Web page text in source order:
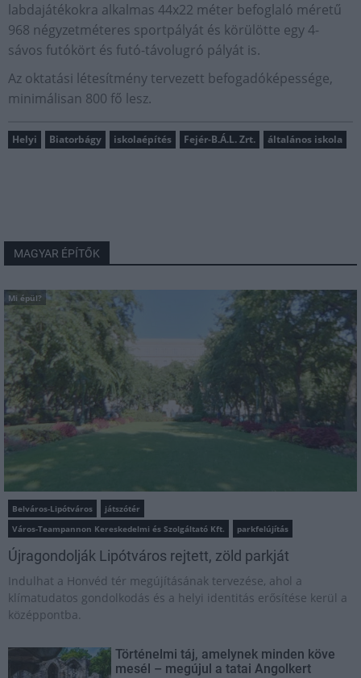
labdajátékokra alkalmas 44x22 méter befoglaló méretű
968 négyzetméteres sportpályát és körülötte egy 4-
sávos futókört és futó-távolugró pályát is.
Az oktatási létesítmény tervezett befogadóképessége,
minimálisan 800 fő lesz.
Helyi Biatorbágy iskolaépítés Fejér-B.Á.L. Zrt. általános iskola
MAGYAR ÉPÍTŐK
Mi épül?
Belváros-Lipótváros
játszótér
Város-Teampannon Kereskedelmi és Szolgáltató Kft.
parkfelújítás
Újragondolják Lipótváros rejtett, zöld parkját
Indulhat a Honvéd tér megújításának tervezése, ahol a
klímatudatos gondolkodás és a helyi identitás erősítése kerül a
középpontba.
Történelmi táj, amelynek minden köve
mesél – megújul a tatai Angolkert